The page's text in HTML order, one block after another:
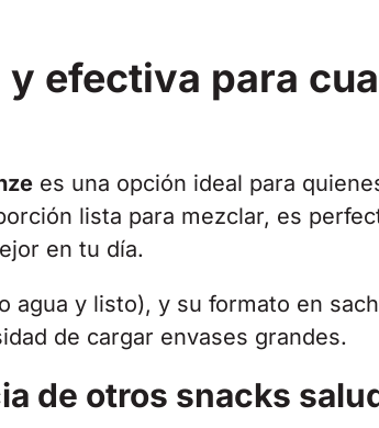
efectiva para
es una opción ideal para
lista para mezclar, es
en tu día.
agua y listo), y su formato en
de cargar envases grandes.
de otros snacks